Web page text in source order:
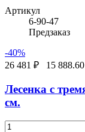
Артикул
6-90-47
Предзаказ
-40%
26 481 ₽
15
Лесенка с
см.